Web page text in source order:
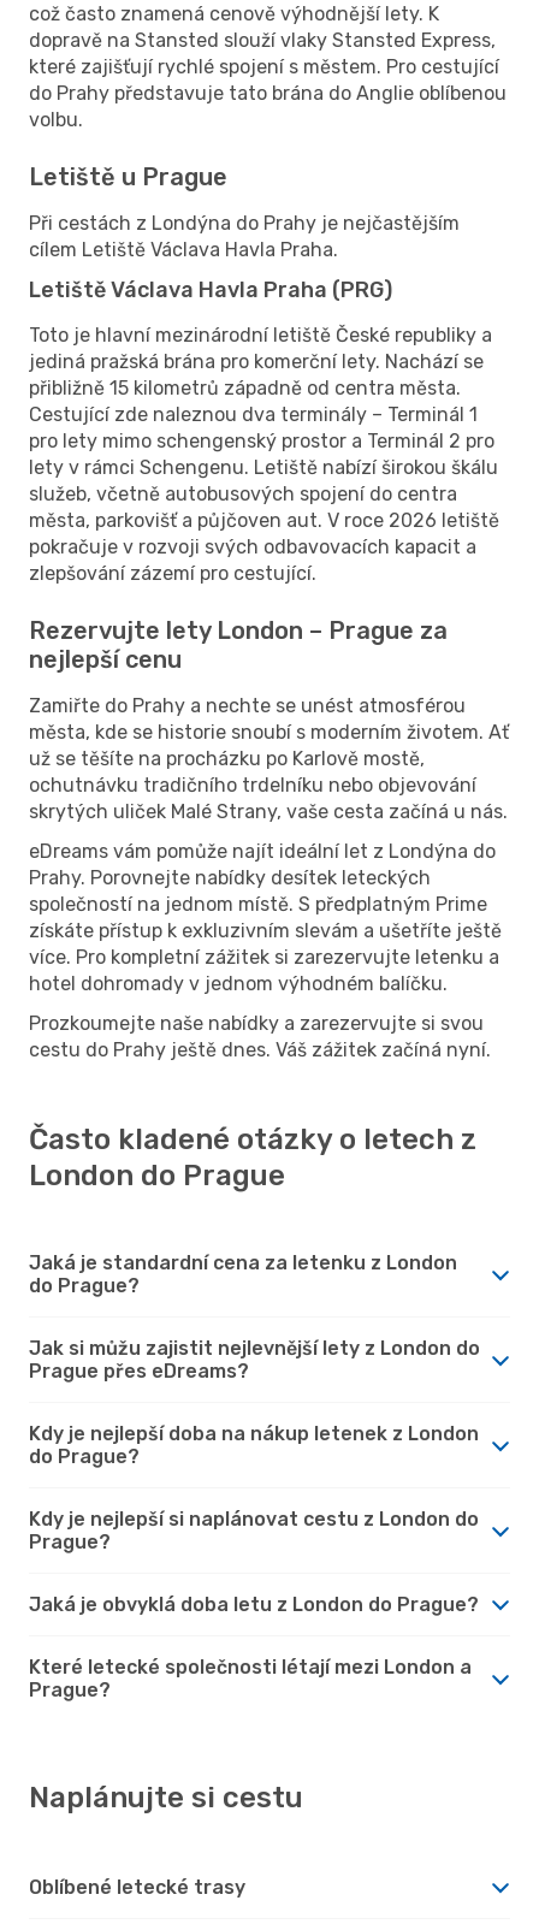
což často znamená cenově výhodnější lety. K
dopravě na Stansted slouží vlaky Stansted Express,
které zajišťují rychlé spojení s městem. Pro cestující
do Prahy představuje tato brána do Anglie oblíbenou
volbu.
Letiště u Prague
Při cestách z Londýna do Prahy je nejčastějším
cílem Letiště Václava Havla Praha.
Letiště Václava Havla Praha (PRG)
Toto je hlavní mezinárodní letiště České republiky a
jediná pražská brána pro komerční lety. Nachází se
přibližně 15 kilometrů západně od centra města.
Cestující zde naleznou dva terminály – Terminál 1
pro lety mimo schengenský prostor a Terminál 2 pro
lety v rámci Schengenu. Letiště nabízí širokou škálu
služeb, včetně autobusových spojení do centra
města, parkovišť a půjčoven aut. V roce 2026 letiště
pokračuje v rozvoji svých odbavovacích kapacit a
zlepšování zázemí pro cestující.
Rezervujte lety London – Prague za
nejlepší cenu
Zamiřte do Prahy a nechte se unést atmosférou
města, kde se historie snoubí s moderním životem. Ať
už se těšíte na procházku po Karlově mostě,
ochutnávku tradičního trdelníku nebo objevování
skrytých uliček Malé Strany, vaše cesta začíná u nás.
eDreams vám pomůže najít ideální let z Londýna do
Prahy. Porovnejte nabídky desítek leteckých
společností na jednom místě. S předplatným Prime
získáte přístup k exkluzivním slevám a ušetříte ještě
více. Pro kompletní zážitek si zarezervujte letenku a
hotel dohromady v jednom výhodném balíčku.
Prozkoumejte naše nabídky a zarezervujte si svou
cestu do Prahy ještě dnes. Váš zážitek začíná nyní.
Často kladené otázky o letech z
London do Prague
Jaká je standardní cena za letenku z London
do Prague?
Jak si můžu zajistit nejlevnější lety z London do
Prague přes eDreams?
Kdy je nejlepší doba na nákup letenek z London
do Prague?
Kdy je nejlepší si naplánovat cestu z London do
Prague?
Jaká je obvyklá doba letu z London do Prague?
Které letecké společnosti létají mezi London a
Prague?
Naplánujte si cestu
Oblíbené letecké trasy